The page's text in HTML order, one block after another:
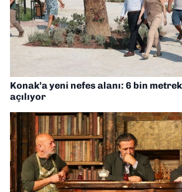
Konak’a yeni nefes alanı: 6 bin
açılıyor